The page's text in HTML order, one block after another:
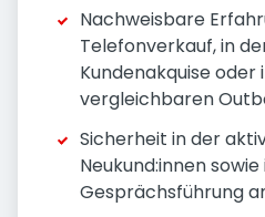
Nachweisbare
Telefonverkauf, in
Kundenakquise oder
vergleichbaren
Sicherheit in der
Neukund:innen
Gesprächsführung